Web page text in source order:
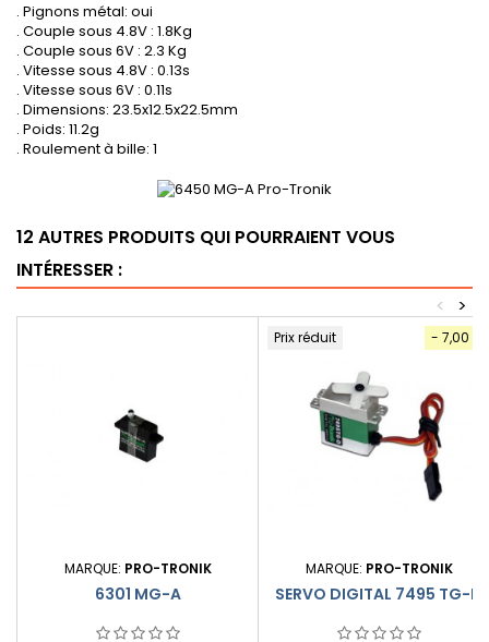
. Pignons métal: oui
. Couple sous 4.8V : 1.8Kg
. Couple sous 6V : 2.3 Kg
. Vitesse sous 4.8V : 0.13s
. Vitesse sous 6V : 0.11s
. Dimensions: 23.5x12.5x22.5mm
. Poids: 11.2g
. Roulement à bille: 1
12 AUTRES PRODUITS QUI POURRAIENT VOUS
INTÉRESSER :
>
<
MARQUE: PRO-TRONIK
6301 MG-A
- 7,00 €
Prix réduit
MARQUE: PRO-TRONIK
SERVO DIGITAL 7495 TG-D